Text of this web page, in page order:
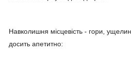
Навколишня місцевість - гори,
досить апетитно: